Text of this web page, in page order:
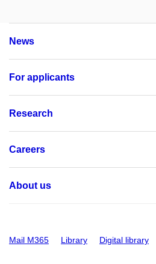
News
For applicants
Research
Careers
About us
Mail M365 Library Digital library